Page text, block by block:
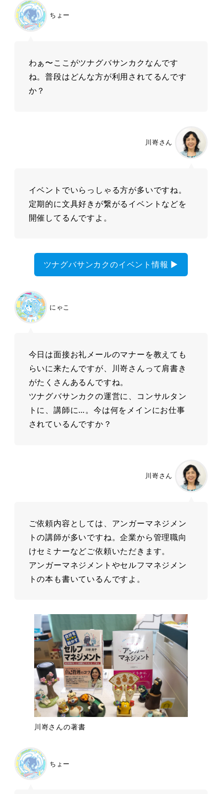
ちょー
わぁ〜ここがツナグバサンカクなんです
ね。普段はどんな方が利用されてるんです
か？
川嵜さん
イベントでいらっしゃる方が多いですね。
定期的に文具好きが繋がるイベントなどを
開催してるんですよ。
ツナグバサンカクのイベント情報 ▶︎
にゃこ
今日は面接お礼メールのマナーを教えても
らいに来たんですが、川嵜さんって肩書き
がたくさんあるんですね。
ツナグバサンカクの運営に、コンサルタン
トに、講師に…。今は何をメインにお仕事
されているんですか？
川嵜さん
ご依頼内容としては、アンガーマネジメン
トの講師が多いですね。企業から管理職向
けセミナーなどご依頼いただきます。
アンガーマネジメントやセルフマネジメン
トの本も書いているんですよ。
川嵜さんの著書
ちょー